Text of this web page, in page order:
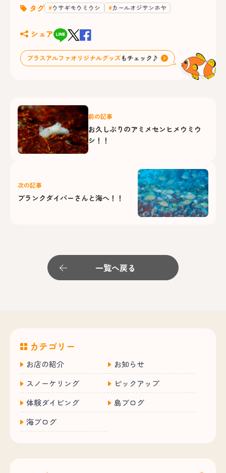
タグ ウサギモウミウシ カールオジサンホヤ
シェア
前の記事
お久しぶりのアミメセンヒメウミウ
シ！！
次の記事
ブランクダイバーさんと海へ！！
一覧へ戻る
カテゴリー
お店の紹介
お知らせ
スノーケリング
ピックアップ
体験ダイビング
島ブログ
海ブログ